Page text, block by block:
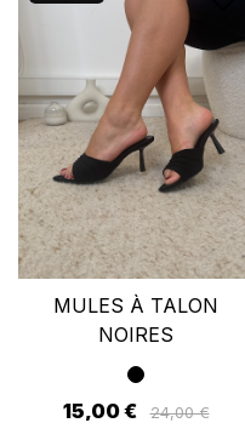
MULES À TALON
NOIRES
15,00 € 24,00 €